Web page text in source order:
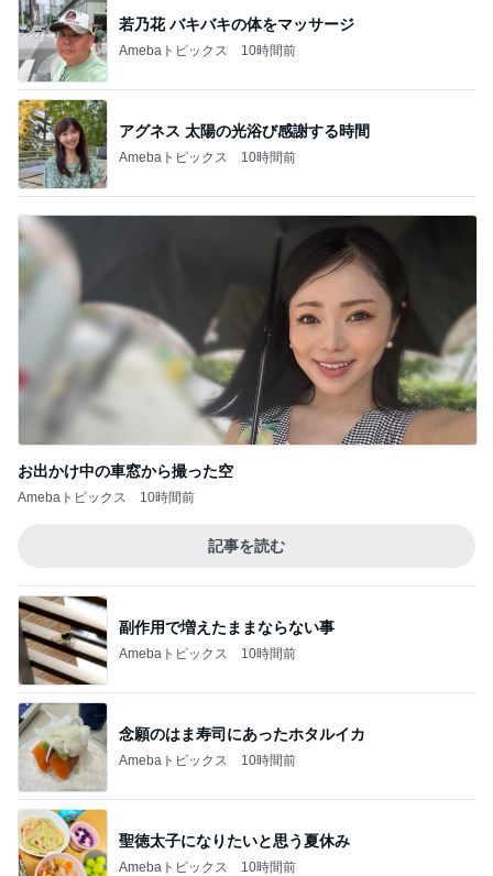
若乃花 バキバキの体をマッサージ
Amebaトピックス 10時間前
アグネス 太陽の光浴び感謝する時間
Amebaトピックス 10時間前
お出かけ中の車窓から撮った空
Amebaトピックス 10時間前
記事を読む
副作用で増えたままならない事
Amebaトピックス 10時間前
念願のはま寿司にあったホタルイカ
Amebaトピックス 10時間前
聖徳太子になりたいと思う夏休み
Amebaトピックス 10時間前